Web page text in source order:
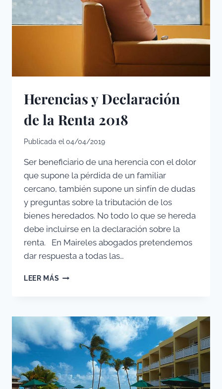
Herencias y Declaración
de la Renta 2018
Publicada el 04/04/2019
Ser beneficiario de una herencia con el dolor
que supone la pérdida de un familiar
cercano, también supone un sinfín de dudas
y preguntas sobre la tributación de los
bienes heredados. No todo lo que se hereda
debe incluirse en la declaración sobre la
renta. En Maireles abogados pretendemos
dar respuesta a todas las…
LEER MÁS HERENCIAS
LA
RENTA
2018